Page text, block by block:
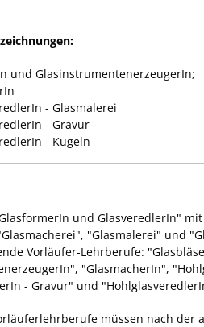
und GlasinstrumentenerzeugerIn;
- Glasmalerei
- Gravur
- Kugeln
und GlasveredlerIn"
"Glasmalerei" und
Vorläufer-Lehrberufe:
"GlasmacherIn",
- Gravur" und
müssen nach der